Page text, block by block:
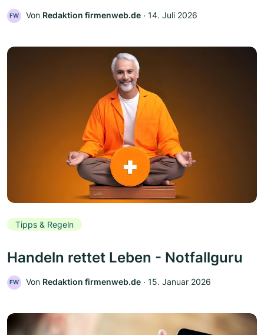
FW Von Redaktion firmenweb.de ‧ 14. Juli 2026
Tipps & Regeln
Handeln rettet Leben - Notfallguru
FW Von Redaktion firmenweb.de ‧ 15. Januar 2026